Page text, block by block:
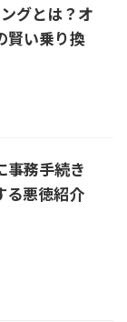
グとは？オ
賢い乗り換
事務手続き
る悪徳紹介